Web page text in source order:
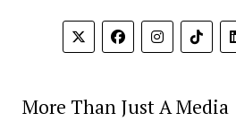
More Than Just A Media